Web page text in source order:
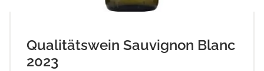
Qualitätswein Sauvignon Blanc
2023